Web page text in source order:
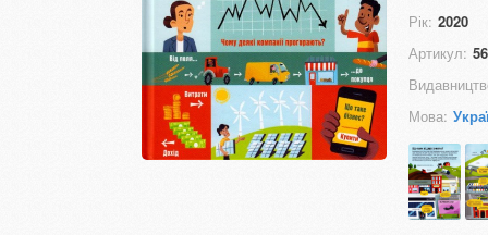
Рік: 2020
Артикул:
Мова: